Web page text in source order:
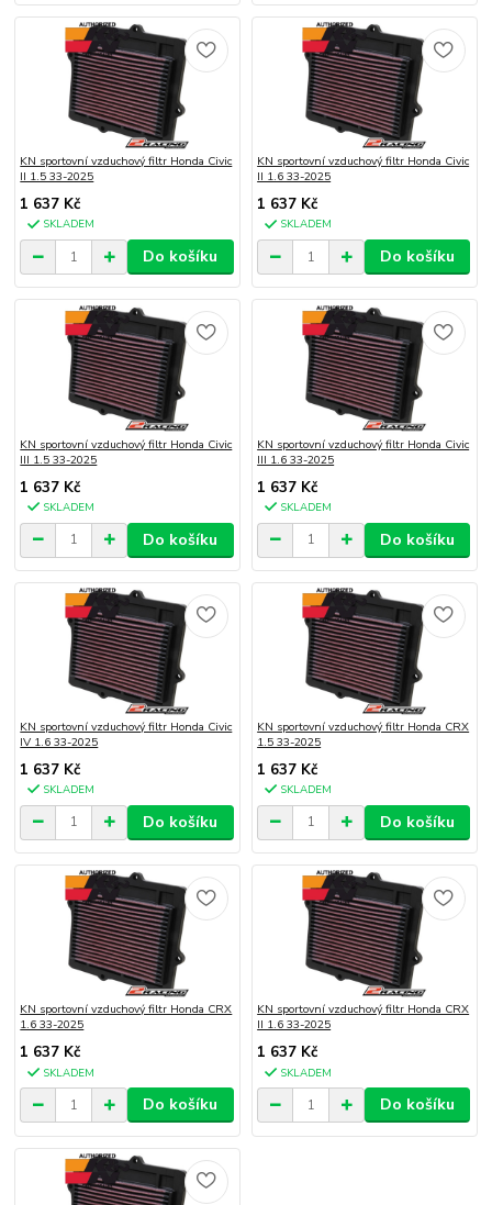
KN sportovní vzduchový filtr Honda Civic
II 1.5 33-2025
1 637 Kč
SKLADEM
Do košíku
KN sportovní vzduchový filtr Honda Civic
II 1.6 33-2025
1 637 Kč
SKLADEM
Do košíku
KN sportovní vzduchový filtr Honda Civic
III 1.5 33-2025
1 637 Kč
SKLADEM
Do košíku
KN sportovní vzduchový filtr Honda Civic
III 1.6 33-2025
1 637 Kč
SKLADEM
Do košíku
KN sportovní vzduchový filtr Honda Civic
IV 1.6 33-2025
1 637 Kč
SKLADEM
Do košíku
KN sportovní vzduchový filtr Honda CRX
1.5 33-2025
1 637 Kč
SKLADEM
Do košíku
KN sportovní vzduchový filtr Honda CRX
1.6 33-2025
1 637 Kč
SKLADEM
Do košíku
KN sportovní vzduchový filtr Honda CRX
II 1.6 33-2025
1 637 Kč
SKLADEM
Do košíku